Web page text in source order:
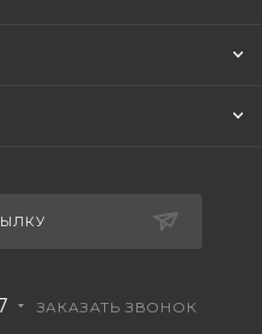
ЗАКАЗАТЬ ЗВОНОК